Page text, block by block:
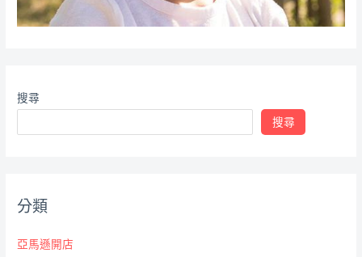
搜尋
搜尋
分類
亞馬遜開店